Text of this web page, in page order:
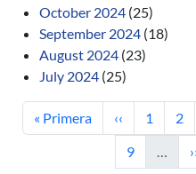
October 2024 (25)
September 2024 (18)
August 2024 (23)
July 2024 (25)
First page
« Primera Previous page
‹‹ Page
1 Page
2
Page
9 …